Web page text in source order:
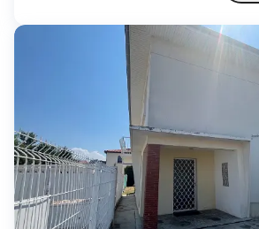
Pour plus d'informations ou organiser une
Disponible immédiatement.
Honoraires de 466 € TTC à la charge du locataire comprenant 127 €
charges 25 €/mois, régularisation annuelle.
Classe énergie C, Classe climat C Montant
annuelles d'énergie pour un usage standard :
€ sur les années 2021, 2022 et 2023
informations sur les risques auxquels ce bien est
disponibles sur le site Géorisques :